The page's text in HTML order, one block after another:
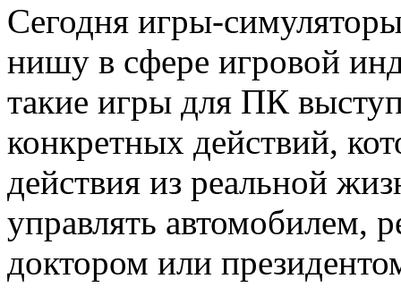
Сегодня игры-
нишу в сфере игровой
такие игры для ПК
конкретных действий,
действия из реальной
управлять автомобилем,
доктором или